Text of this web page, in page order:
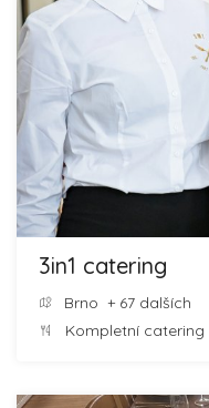
3in1 catering
Brno + 67 dalších
Kompletní catering